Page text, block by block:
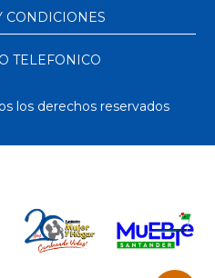
CONDICIONES
TELEFONICO
los derechos reservados